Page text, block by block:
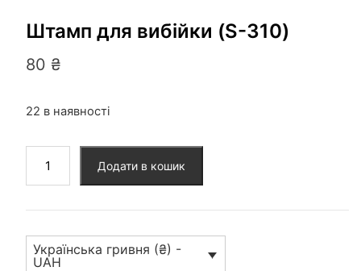
Штамп для вибійки (S-310)
80 ₴
22 в наявності
(S-
кількість
Додати в кошик
Українська гривня (₴) -
UAH